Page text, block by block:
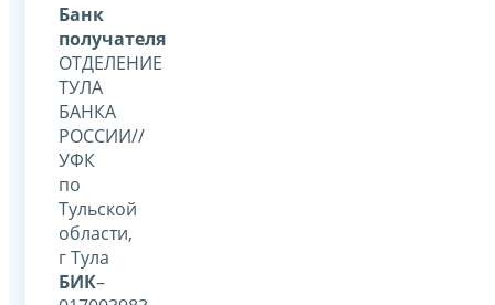
Банк
получателя
ОТДЕЛЕНИЕ
ТУЛА
БАНКА
РОССИИ//
УФК
по
Тульской
области,
г Тула
БИК–